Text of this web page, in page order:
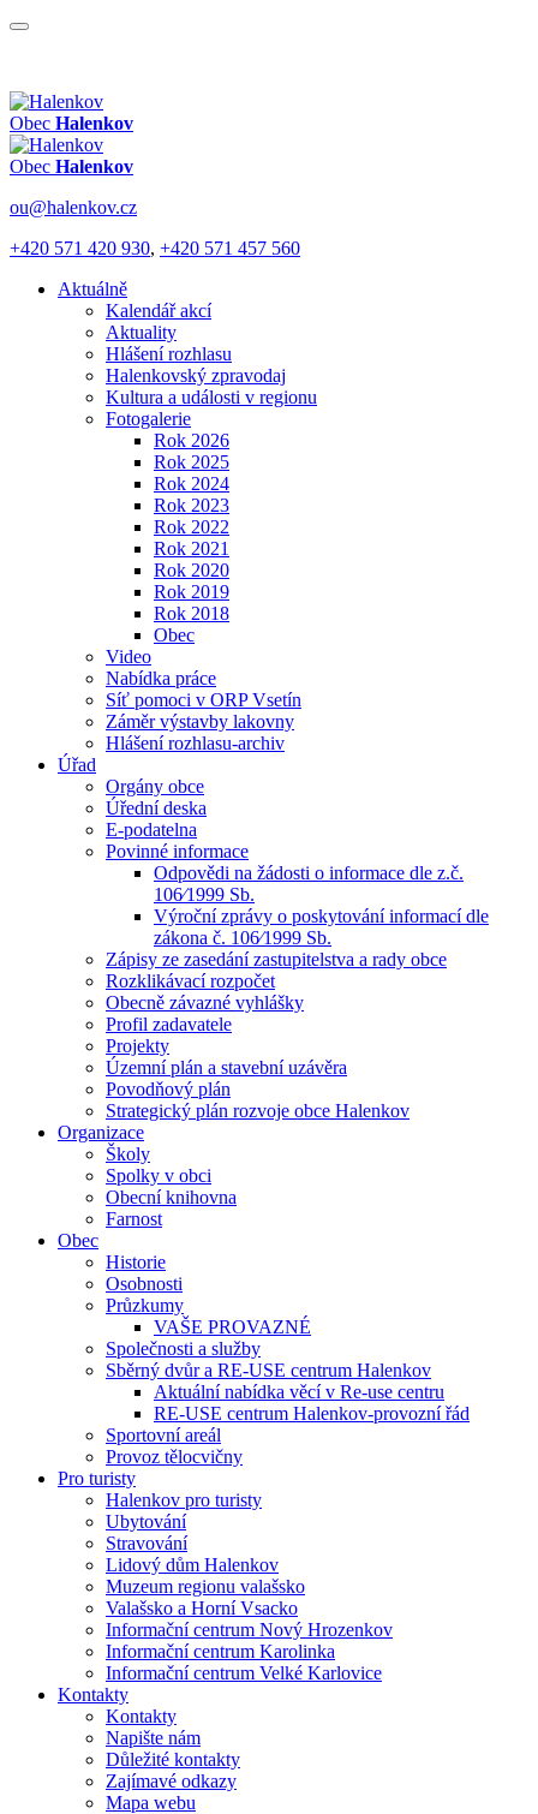
Obec Halenkov
Obec Halenkov
ou@halenkov.cz
+420 571 420 930, +420 571 457 560
Aktuálně
Kalendář akcí
Aktuality
Hlášení rozhlasu
Halenkovský zpravodaj
Kultura a události v regionu
Fotogalerie
Rok 2026
Rok 2025
Rok 2024
Rok 2023
Rok 2022
Rok 2021
Rok 2020
Rok 2019
Rok 2018
Obec
Video
Nabídka práce
Síť pomoci v ORP Vsetín
Záměr výstavby lakovny
Hlášení rozhlasu-archiv
Úřad
Orgány obce
Úřední deska
E-podatelna
Povinné informace
Odpovědi na žádosti o informace dle z.č.
106⁄1999 Sb.
Výroční zprávy o poskytování informací dle
zákona č. 106⁄1999 Sb.
Zápisy ze zasedání zastupitelstva a rady obce
Rozklikávací rozpočet
Obecně závazné vyhlášky
Profil zadavatele
Projekty
Územní plán a stavební uzávěra
Povodňový plán
Strategický plán rozvoje obce Halenkov
Organizace
Školy
Spolky v obci
Obecní knihovna
Farnost
Obec
Historie
Osobnosti
Průzkumy
VAŠE PROVAZNÉ
Společnosti a služby
Sběrný dvůr a RE-USE centrum Halenkov
Aktuální nabídka věcí v Re-use centru
RE-USE centrum Halenkov-provozní řád
Sportovní areál
Provoz tělocvičny
Pro turisty
Halenkov pro turisty
Ubytování
Stravování
Lidový dům Halenkov
Muzeum regionu valašsko
Valašsko a Horní Vsacko
Informační centrum Nový Hrozenkov
Informační centrum Karolinka
Informační centrum Velké Karlovice
Kontakty
Kontakty
Napište nám
Důležité kontakty
Zajímavé odkazy
Mapa webu